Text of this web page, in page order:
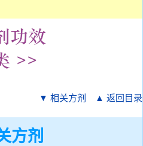
▼ 相关方剂 ▲ 返回目录
方剂